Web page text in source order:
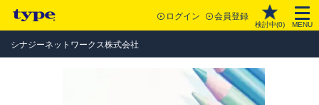
ログイン 会員登録
検討中(0) MENU
シナジーネットワークス株式会社